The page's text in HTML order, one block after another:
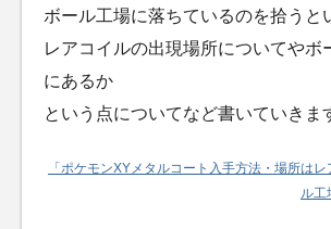
ボール工場に落ちているのを拾うと
レアコイルの出現場所についてやボ
にあるか
という点についてなど書いていきま
「ポケモンXYメタルコート入手方法・場所は
ル工